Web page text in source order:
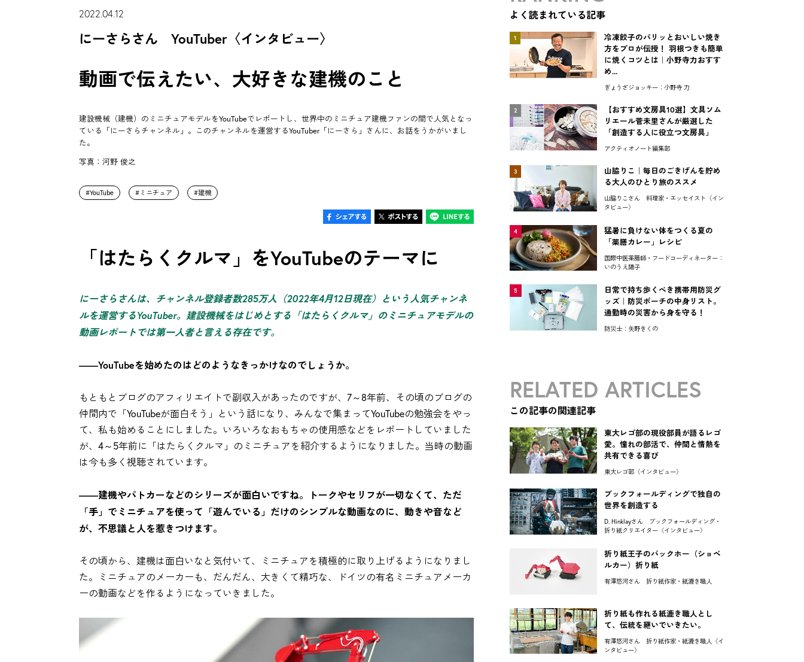
2022.04.12
にーさらさん YouTuber〈インタビュー〉
動画で伝えたい、大好きな建機のこと
建設機械（建機）のミニチュアモデルをYouTubeでレポートし、世界中のミニチュア建機ファンの間で人気となっ
ている「にーさらチャンネル」。このチャンネルを運営するYouTuber「にーさら」さんに、お話をうかがいまし
た。
写真：河野 俊之
YouTube ミニチュア 建機
「はたらくクルマ」をYouTubeのテーマに
にーさらさんは、チャンネル登録者数285万人（2022年4月12日現在）という人気チャンネ
ルを運営するYouTuber。建設機械をはじめとする「はたらくクルマ」のミニチュアモデルの
動画レポートでは第一人者と言える存在です。
――YouTubeを始めたのはどのようなきっかけなのでしょうか。
もともとブログのアフィリエイトで副収入があったのですが、7～8年前、その頃のブログの
仲間内で「YouTubeが面白そう」という話になり、みんなで集まってYouTubeの勉強会をやっ
て、私も始めることにしました。いろいろなおもちゃの使用感などをレポートしていました
が、4～5年前に「はたらくクルマ」のミニチュアを紹介するようになりました。当時の動画
は今も多く視聴されています。
――建機やパトカーなどのシリーズが面白いですね。トークやセリフが一切なくて、ただ
「手」でミニチュアを使って「遊んでいる」だけのシンプルな動画なのに、動きや音など
が、不思議と人を惹きつけます。
その頃から、建機は面白いなと気付いて、ミニチュアを積極的に取り上げるようになりまし
た。ミニチュアのメーカーも、だんだん、大きくて精巧な、ドイツの有名ミニチュアメーカ
ーの動画などを作るようになっていきました。
よく読まれている記事
1
冷凍餃子のパリッとおいしい焼き
方をプロが伝授！ 羽根つきも簡単
に焼くコツとは｜小野寺力おすす
め...
ぎょうざジョッキー：小野寺 力
2
【おすすめ文房具10選】文具ソム
リエール菅未里さんが厳選した
「創造する人に役立つ文房具」
アクティオノート編集部
3
山脇りこ｜毎日のごきげんを貯め
る大人のひとり旅のススメ
山脇りこさん 料理家・エッセイスト〈イン
タビュー〉
4
猛暑に負けない体をつくる夏の
「薬膳カレー」レシピ
国際中医薬膳師・フードコーディネーター：
いのうえ陽子
5
日常で持ち歩くべき携帯用防災グ
ッズ｜防災ポーチの中身リスト。
通勤時の災害から身を守る！
防災士：矢野きくの
RELATED ARTICLES
この記事の関連記事
東大レゴ部の現役部員が語るレゴ
愛。憧れの部活で、仲間と情熱を
共有できる喜び
東大レゴ部〈インタビュー〉
ブックフォールディングで独自の
世界を創造する
D. Hinklayさん ブックフォールディング・
折り紙クリエイター〈インタビュー〉
折り紙王子のバックホー（ショベ
ルカー）折り紙
有澤悠河さん 折り紙作家・紙漉き職人
折り紙も作れる紙漉き職人とし
て、伝統を継いでいきたい。
有澤悠河さん 折り紙作家・紙漉き職人〈イ
ンタビュー〉